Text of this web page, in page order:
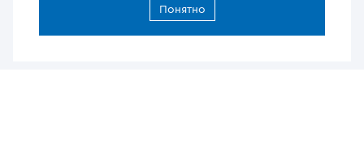
Все города доставки
Понятно